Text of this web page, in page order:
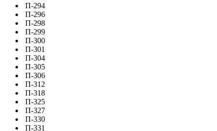
П-294
П-296
П-298
П-299
П-300
П-301
П-304
П-305
П-306
П-312
П-318
П-325
П-327
П-330
П-331